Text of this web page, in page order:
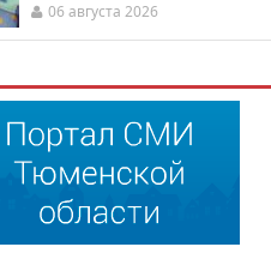
06 августа 2026